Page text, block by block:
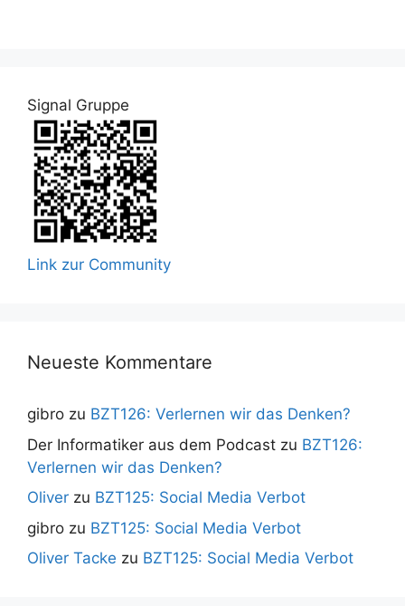
Signal Gruppe
Link zur Community
Neueste Kommentare
gibro zu BZT126: Verlernen wir das Denken?
Der Informatiker aus dem Podcast zu BZT126:
Verlernen wir das Denken?
Oliver zu BZT125: Social Media Verbot
gibro zu BZT125: Social Media Verbot
Oliver Tacke zu BZT125: Social Media Verbot